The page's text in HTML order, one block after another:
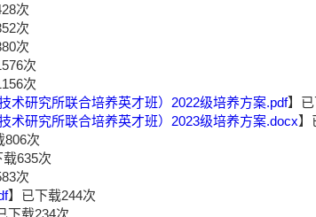
次
次
次
次
次
术研究所联合培养英才班）2022级培养方案.pdf】
术研究所联合培养英才班）2023级培养方案.docx】
806次
载635次
次
】已下载244次
下载234次